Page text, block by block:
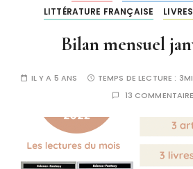
LITTÉRATURE FRANÇAISE
LIVRES
Bilan mensuel
IL Y A 5 ANS TEMPS DE LECTURE :
13